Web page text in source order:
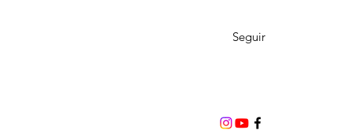
Seguir